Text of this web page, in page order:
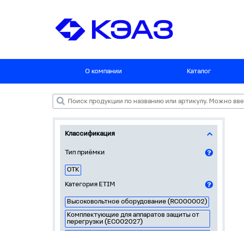
О компании Каталог
Классификация
Тип приёмки
ОТК
Категория ETIM
Высоковольтное оборудование (RC000002)
Комплектующие для аппаратов защиты от
перегрузки (EC002027)